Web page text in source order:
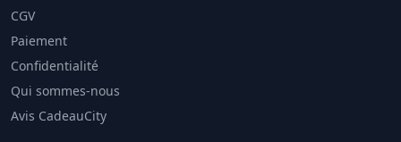
CGV
Paiement
Confidentialité
Qui sommes-nous
Avis CadeauCity